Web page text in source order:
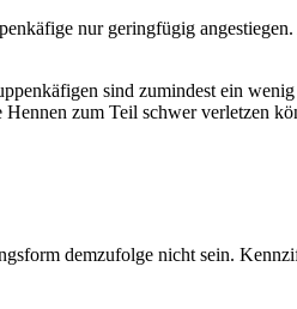
nur geringfügig
sind zumindest ein wenig
zum Teil schwer verletzen
demzufolge nicht sein.